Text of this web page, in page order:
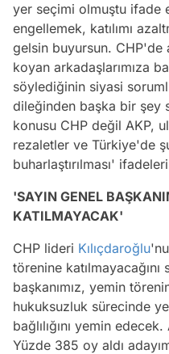
yer seçimi olmuştu ifade
engellemek, katılımı
gelsin buyursun. CHP'de
koyan arkadaşlarımıza
söylediğinin siyasi
dileğinden başka bir şey
konusu CHP değil AKP,
rezaletler ve Türkiye'de
buharlaştırılması'
'SAYIN GENEL
KATILMAYACAK'
CHP lideri Kılıçdaroğlu
törenine
başkanımız, yemin
hukuksuzluk sürecinde
bağlılığını yemin
Yüzde 385 oy aldı